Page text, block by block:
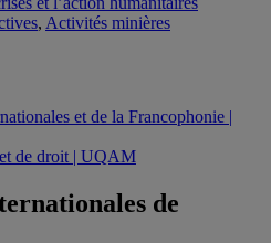
, Activités minières
de